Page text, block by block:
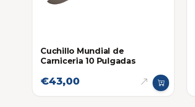
Cuchillo Mundial de
Carniceria 10 Pulgadas
€43,00